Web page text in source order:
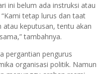
ini belum ada instruksi atau
tetap lurus dan taat
atau keputusan, tentu akan
tambahnya.
pergantian pengurus
organisasi politik. Namun